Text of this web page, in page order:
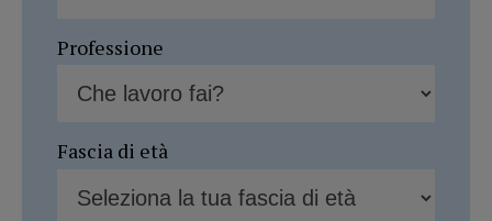
Professione
Fascia di età